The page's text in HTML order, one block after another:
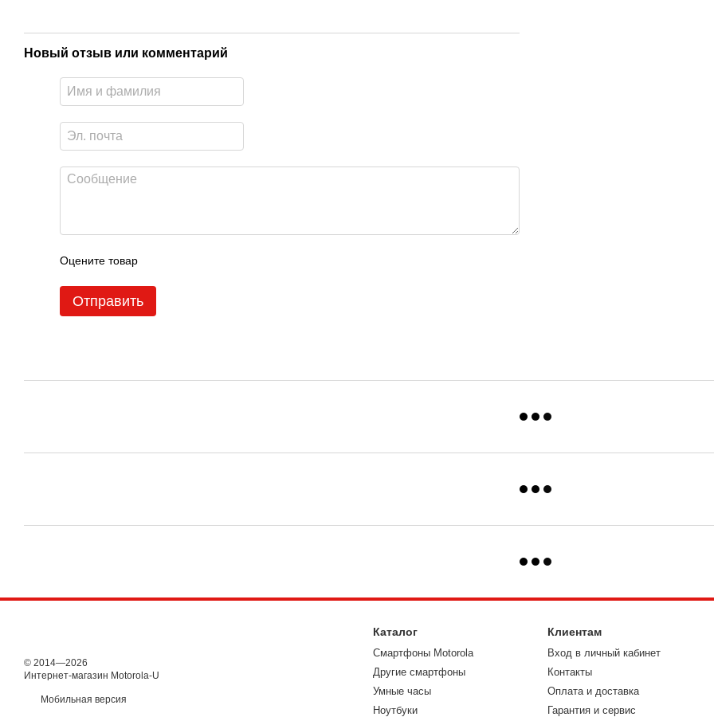
Новый отзыв или комментарий
Оцените товар
Отправить
© 2014—2026
Интернет-магазин Motorola-U
Мобильная версия
Каталог
Смартфоны Motorola
Другие смартфоны
Умные часы
Ноутбуки
Клиентам
Вход в личный кабинет
Контакты
Оплата и доставка
Гарантия и сервис